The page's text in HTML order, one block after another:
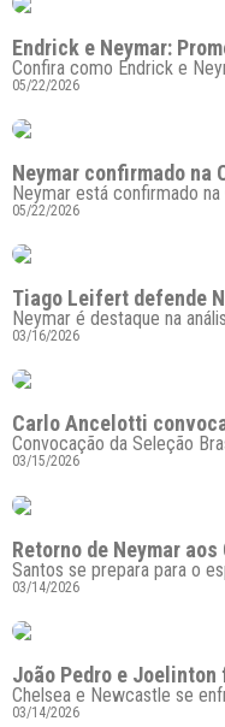
Endrick e Neymar:
Confira como Endrick e
05/22/2026
Neymar confirmado na
Neymar está confirmado
05/22/2026
Tiago Leifert defende
Neymar é destaque na
03/16/2026
Carlo Ancelotti
Convocação da Seleção
03/15/2026
Retorno de Neymar
Santos se prepara para o
03/14/2026
João Pedro e
Chelsea e Newcastle se
03/14/2026